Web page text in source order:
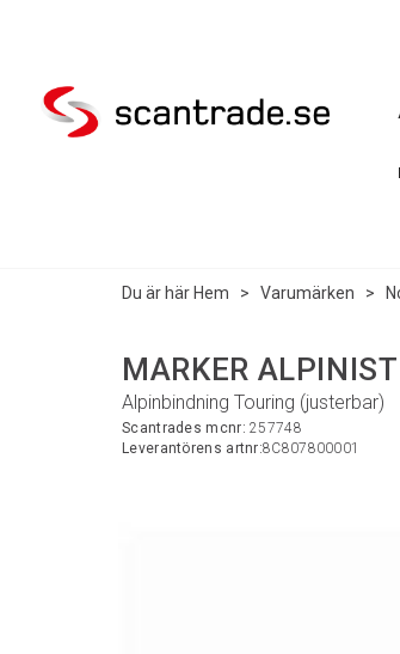
Du är här Hem > Varumärken >
MARKER
Alpinbindning Touring (justerbar)
Scantrades mcnr:257748
Leverantörens artnr:8C807800001